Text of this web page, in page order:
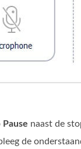
Pause naast de
de